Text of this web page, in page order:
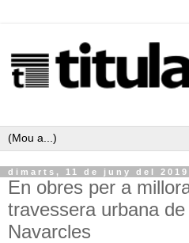
dimarts, 11 de juny del 2019
En obres per a
travessera urbana
Navarcles